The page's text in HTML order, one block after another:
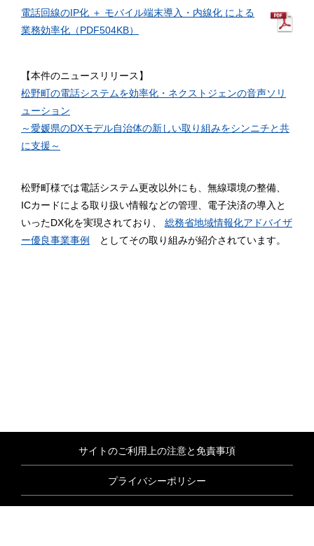
電話回線のIP化 ＋ モバイル端末導入・内線化 による
業務効率化（PDF504KB）
【本件のニュースリリース】
松野町の電話システムを効率化・ネクストジェンの音声ソリ
ューション
～愛媛県のDXモデル自治体の新しい取り組みをシンニチと共
に支援～
松野町様では電話システム更改以外にも、無線環境の整備、
ICカードによる取り扱い情報などの管理、電子決済の導入と
いったDX化を実現されており、 総務省地域情報化アドバイザ
ー優良事業事例
としてその取り組みが紹介されています。
サイトのご利用上の注意と免責事項
プライバシーポリシー